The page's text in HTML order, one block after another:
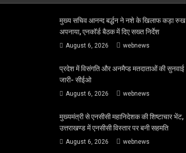
मुख्य सचिव आनन्द बर्द्धन ने नशे के खिलाफ कड़ा रुख
अपनाया, एनकॉर्ड बैठक में दिए सख्त निर्देश
August 6, 2026 webnews
प्रदेश में विसंगति और अनमैप्ड मतदाताओं की सुनवाई
जारी- सीईओ
August 6, 2026 webnews
मुख्यमंत्री से एनसीसी महानिदेशक की शिष्टाचार भेंट,
उत्तराखण्ड में एनसीसी विस्तार पर बनी सहमति
August 6, 2026 webnews